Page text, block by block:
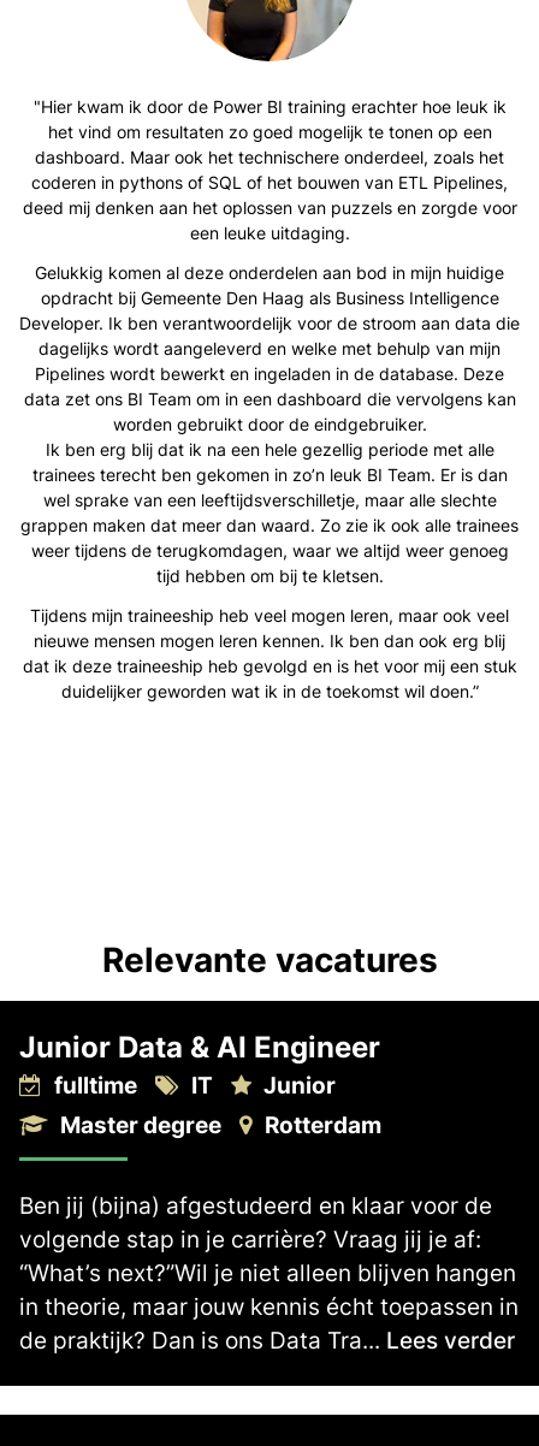
"Hier kwam ik door de Power BI training erachter hoe leuk ik
het vind om resultaten zo goed mogelijk te tonen op een
dashboard. Maar ook het technischere onderdeel, zoals het
coderen in pythons of SQL of het bouwen van ETL Pipelines,
deed mij denken aan het oplossen van puzzels en zorgde voor
een leuke uitdaging.
Gelukkig komen al deze onderdelen aan bod in mijn huidige
opdracht bij Gemeente Den Haag als Business Intelligence
Developer. Ik ben verantwoordelijk voor de stroom aan data die
dagelijks wordt aangeleverd en welke met behulp van mijn
Pipelines wordt bewerkt en ingeladen in de database. Deze
data zet ons BI Team om in een dashboard die vervolgens kan
worden gebruikt door de eindgebruiker.
Ik ben erg blij dat ik na een hele gezellig periode met alle
trainees terecht ben gekomen in zo’n leuk BI Team. Er is dan
wel sprake van een leeftijdsverschilletje, maar alle slechte
grappen maken dat meer dan waard. Zo zie ik ook alle trainees
weer tijdens de terugkomdagen, waar we altijd weer genoeg
tijd hebben om bij te kletsen.
Tijdens mijn traineeship heb veel mogen leren, maar ook veel
nieuwe mensen mogen leren kennen. Ik ben dan ook erg blij
dat ik deze traineeship heb gevolgd en is het voor mij een stuk
duidelijker geworden wat ik in de toekomst wil doen.”
Relevante vacatures
Junior Data & AI Engineer
fulltime IT
Junior
Master degree
Rotterdam
Ben jij (bijna) afgestudeerd en klaar voor de
volgende stap in je carrière? Vraag jij je af:
“What’s next?”Wil je niet alleen blijven hangen
in theorie, maar jouw kennis écht toepassen in
de praktijk? Dan is ons Data Tra... Lees verder